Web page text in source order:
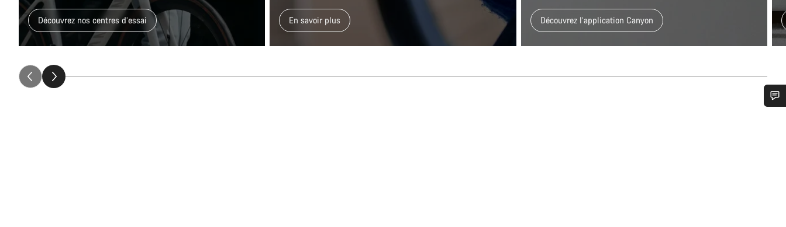
Découvrez nos centres d’essai En savoir plus Découvrez l’application Canyon